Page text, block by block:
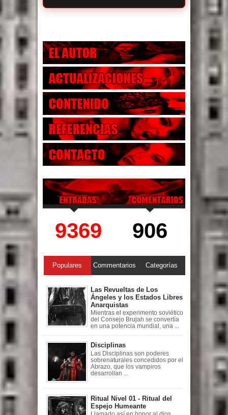
9369 906
Populares Commentarios Categorías
Las Revueltas de Los
Ángeles y los Estados Libres
Anarquistas
Mientras el experimento soviético
del Consejo Brujah se convertía
en una potencia mundial, una ...
Disciplinas
Las Disciplinas son poderes
sobrenaturales concedidos por el
Abrazo, que los vampiros
desarrollan ...
Ritual Nivel 01 - Ritual del
Espejo Humeante